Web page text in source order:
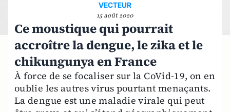
VECTEUR
15 août 2020
Ce moustique qui pourrait
accroître la dengue, le zika et le
chikungunya en France
À force de se focaliser sur la CoVid-19, on en
oublie les autres virus pourtant menaçants.
La dengue est une maladie virale qui peut